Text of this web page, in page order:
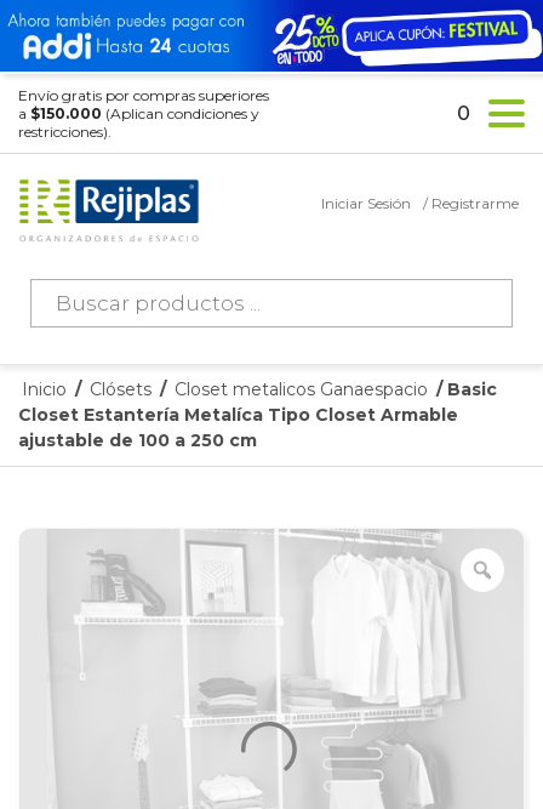
Envío gratis por compras superiores
a $150.000 (Aplican condiciones y
restricciones).
Búsqueda
productos
Iniciar Sesión / Registrarme
0
Inicio / Clósets / Closet metalicos Ganaespacio / Basic
Closet Estantería Metalíca Tipo Closet Armable
ajustable de 100 a 250 cm